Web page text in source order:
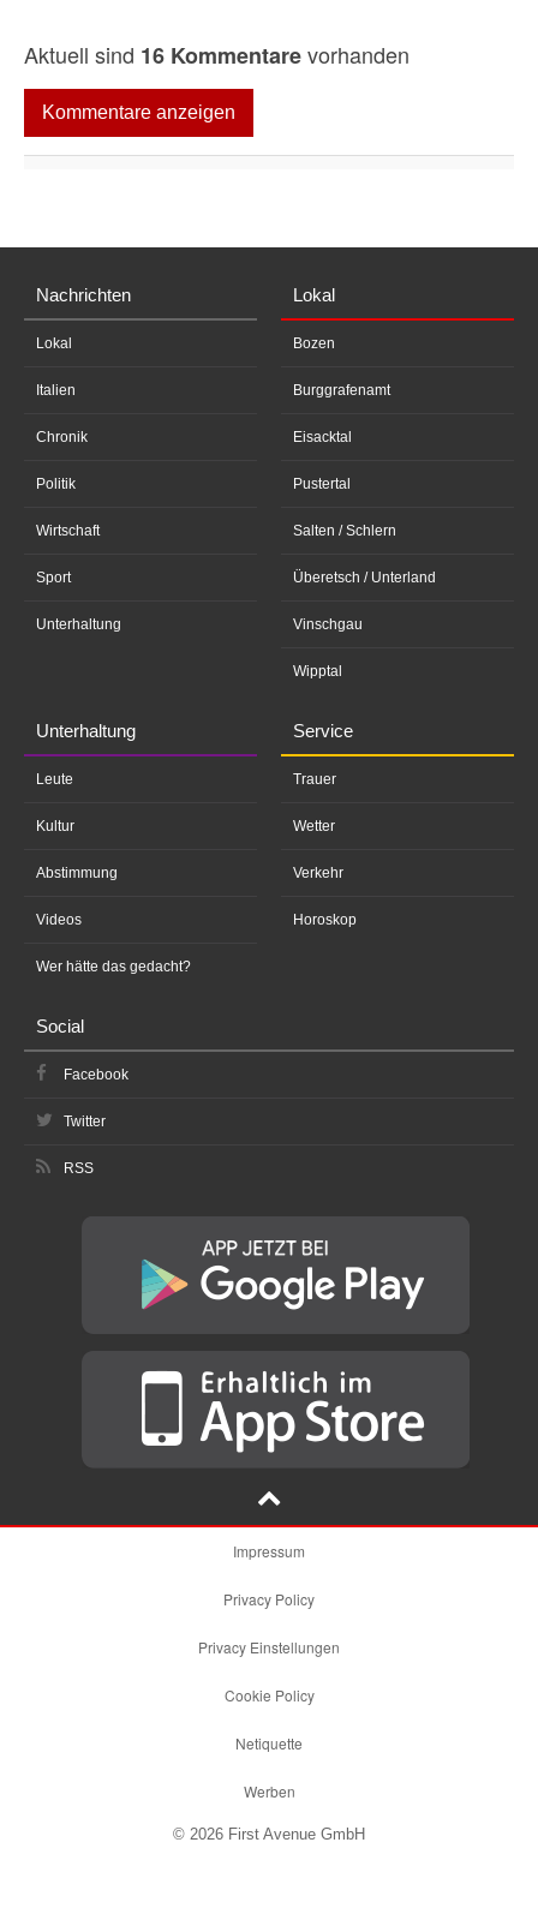
Aktuell sind 16 Kommentarevorhanden
Kommentare anzeigen
Nachrichten
Lokal
Italien
Chronik
Politik
Wirtschaft
Sport
Unterhaltung
Lokal
Bozen
Burggrafenamt
Eisacktal
Pustertal
Salten / Schlern
Überetsch / Unterland
Vinschgau
Wipptal
Unterhaltung
Leute
Kultur
Abstimmung
Videos
Wer hätte das gedacht?
Service
Trauer
Wetter
Verkehr
Horoskop
Social
Facebook
Twitter
RSS
Impressum
Privacy Policy
Privacy Einstellungen
Cookie Policy
Netiquette
Werben
© 2026 First Avenue GmbH